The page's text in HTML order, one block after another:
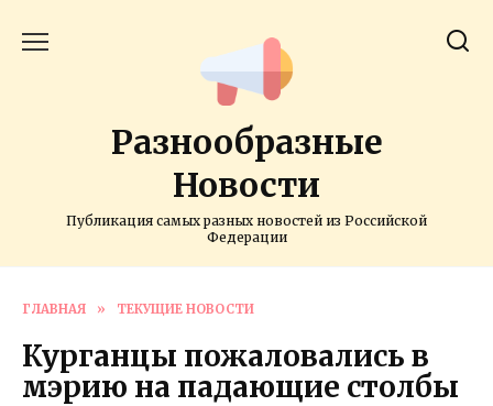
Разнообразные
Новости
Публикация самых разных новостей из Российской
Федерации
ГЛАВНАЯ » ТЕКУЩИЕ НОВОСТИ
Курганцы пожаловались в
мэрию на падающие столбы